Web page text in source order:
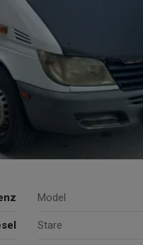
Model
Stare